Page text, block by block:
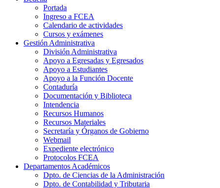
Portada
Ingreso a FCEA
Calendario de actividades
Cursos y exámenes
Gestión Administrativa
División Administrativa
Apoyo a Egresadas y Egresados
Apoyo a Estudiantes
Apoyo a la Función Docente
Contaduría
Documentación y Biblioteca
Intendencia
Recursos Humanos
Recursos Materiales
Secretaría y Órganos de Gobierno
Webmail
Expediente electrónico
Protocolos FCEA
Departamentos Académicos
Dpto. de Ciencias de la Administración
Dpto. de Contabilidad y Tributaria